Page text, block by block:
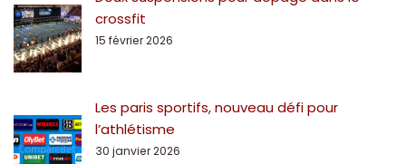
crossfit
15 février 2026
Les paris sportifs, nouveau défi pour
l’athlétisme
30 janvier 2026